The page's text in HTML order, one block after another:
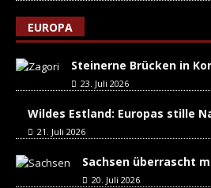
EUROPA
Steinerne Brücken in
23. Juli 2026
Wildes Estland: Europas stille
21. Juli 2026
Sachsen überrascht
20. Juli 2026